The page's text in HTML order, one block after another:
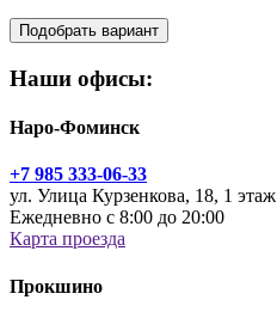
Подобрать вариант
Наши офисы:
Наро-Фоминск
+7 985 333-06-33
ул. Улица Курзенкова, 18, 1 этаж
Ежедневно с 8:00 до 20:00
Карта проезда
Прокшино